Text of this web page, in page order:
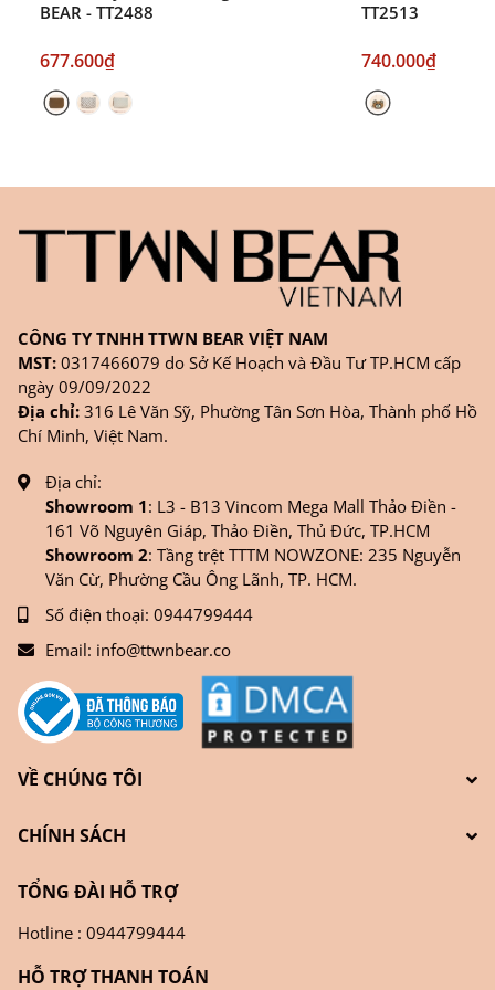
BEAR - TT2488
677.600₫
TT2513
740.000₫
CÔNG TY TNHH TTWN BEAR VIỆT NAM
MST: 0317466079 do Sở Kế Hoạch và Đầu Tư TP.HCM cấp
ngày 09/09/2022
Địa chỉ: 316 Lê Văn Sỹ, Phường Tân Sơn Hòa, Thành phố Hồ
Chí Minh, Việt Nam.
Địa chỉ:
Showroom 1: L3 - B13 Vincom Mega Mall Thảo Điền -
161 Võ Nguyên Giáp, Thảo Điền, Thủ Đức, TP.HCM
Showroom 2: Tầng trệt TTTM NOWZONE: 235 Nguyễn
Văn Cừ, Phường Cầu Ông Lãnh, TP. HCM.
Số điện thoại: 0944799444
Email: info@ttwnbear.co
VỀ CHÚNG TÔI
CHÍNH SÁCH
TỔNG ĐÀI HỖ TRỢ
Hotline : 0944799444
HỖ TRỢ THANH TOÁN